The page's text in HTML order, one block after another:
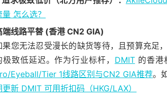
量 怎么选？
端线路平替 (香港 CN2 GIA)
果您无法忍受漫长的缺货等待，且预算充
极致低延迟。作为行业标杆， DMIT的香港
Eyeball/Tier 1线路区别与CN2 GIA推荐。
更新 DMIT 可用折扣码（HKG/LAX）